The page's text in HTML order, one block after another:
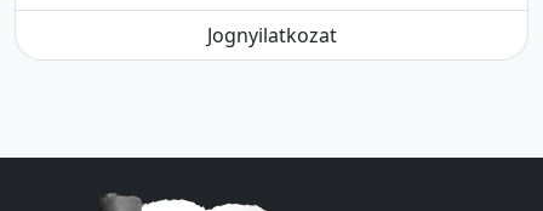
Jognyilatkozat